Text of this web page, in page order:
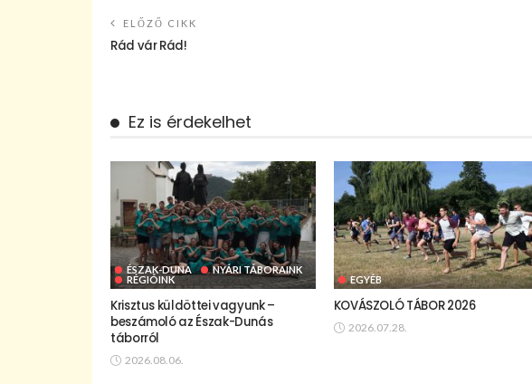
ELŐZŐ CIKK
Rád vár Rád!
Ez is érdekelhet
ÉSZAK-DUNA
NYÁRI TÁBORAINK
RÉGIÓINK
Krisztus küldöttei vagyunk –
beszámoló az Észak-Dunás
táborról
2026.08.06.
EGYÉB
KOVÁSZOLÓ TÁBOR 2026
2026.07.28.